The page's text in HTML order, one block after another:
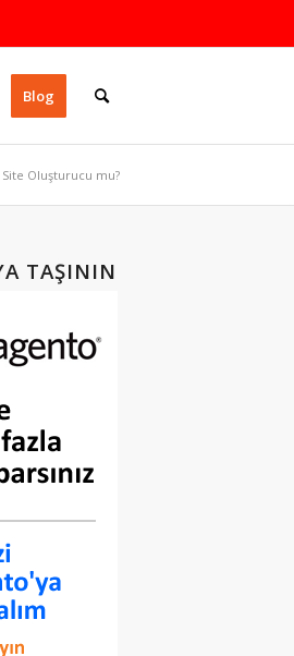
Blog
Oluşturucu mu?
TAŞININ